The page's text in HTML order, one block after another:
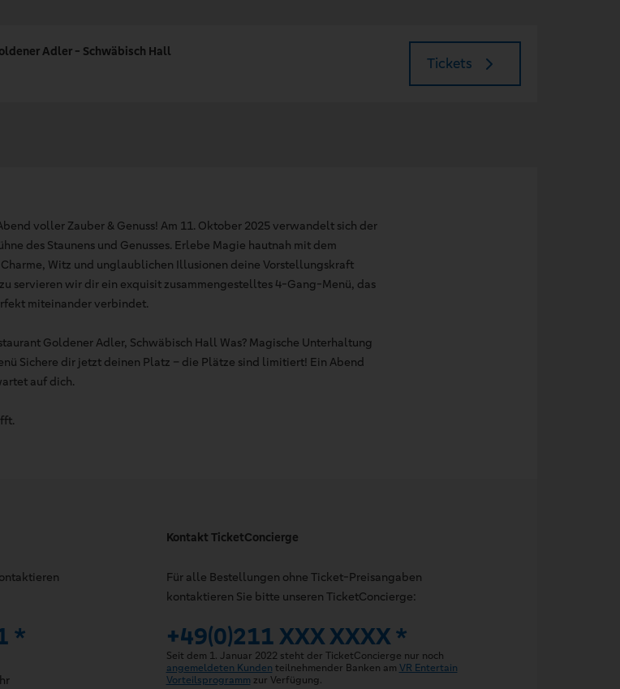
Adler - Schwäbisch Hall
Tickets
voller Zauber & Genuss! Am 11. Oktober 2025 verwandelt sich der
des Staunens und Genusses. Erlebe Magie hautnah mit dem
Witz und unglaublichen Illusionen deine Vorstellungskraft
servieren wir dir ein exquisit zusammengestelltes 4-Gang-Menü, das
miteinander verbindet.
Goldener Adler, Schwäbisch Hall Was? Magische Unterhaltung
Sichere dir jetzt deinen Platz – die Plätze sind limitiert! Ein Abend
auf dich.
*
Kontakt TicketConcierge
Für alle Bestellungen ohne Ticket-Preisangaben
kontaktieren Sie bitte unseren TicketConcierge:
+49(0)211 XXX XXXX *
Seit dem 1. Januar 2022 steht der TicketConcierge nur noch
angemeldeten Kunden teilnehmender Banken am VR Entertain
Vorteilsprogramm zur Verfügung.